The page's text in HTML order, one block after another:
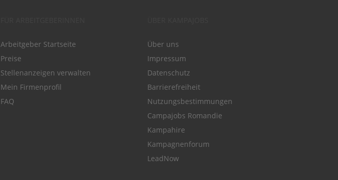
Arbeitgeber Startseite
Preise
Stellenanzeigen verwalten
Mein Firmenprofil
FAQ
Über uns
Impressum
Datenschutz
Barrierefreiheit
Nutzungsbestimmungen
Campajobs Romandie
Kampahire
Kampagnenforum
LeadNow